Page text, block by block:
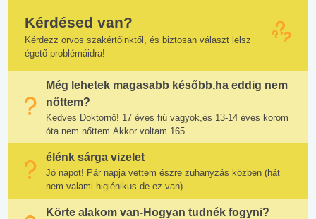
Kérdésed van?
Kérdezz orvos szakértőinktől, és biztosan választ lelsz
égető problémáidra!
Még lehetek magasabb később,ha eddig nem
nőttem?
Kedves Doktornő! 17 éves fiú vagyok,és 13-14 éves korom
óta nem nőttem.Akkor voltam 165...
élénk sárga vizelet
Jó napot! Pár napja vettem észre zuhanyzás közben (hát
nem valami higiénikus de ez van)...
Körte alakom van-Hogyan tudnék fogyni?